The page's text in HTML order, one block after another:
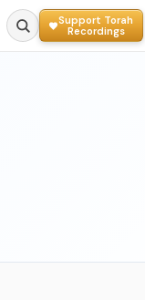
Support Torah
Recordings